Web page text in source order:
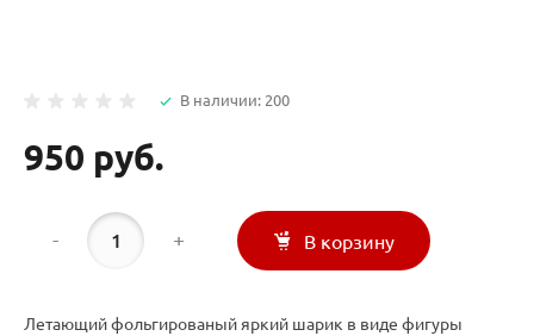
В наличии: 200
950 руб.
- + В корзину
Летающий фольгированый яркий шарик в виде фигуры